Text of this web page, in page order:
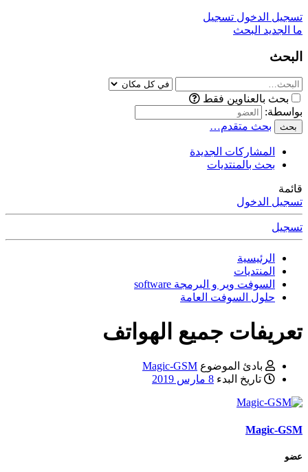
تسجيل الدخول تسجيل
ما الجديد البحث
البحث
بحث بالعناوين فقط
بواسطة:
بحث بحث متقدم…
المشاركات الجديدة
بحث بالمنتديات
قائمة
تسجيل الدخول
تسجيل
الرئيسية
المنتديات
السوفت وير و البرمجة software
حلول السوفت العامة
تعريفات جميع الهواتف
بادئ الموضوع Magic-GSM
تاريخ البدء 8 مارس 2019
Magic-GSM
عضو